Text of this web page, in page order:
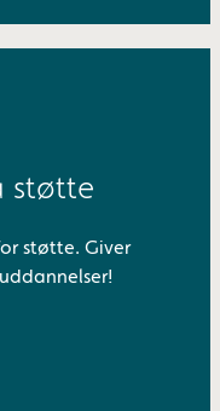
støtte
støtte. Giver